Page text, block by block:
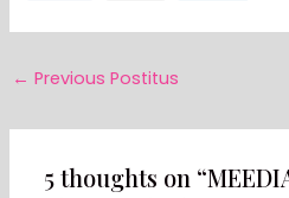
← Previous Postitus
5 thoughts on